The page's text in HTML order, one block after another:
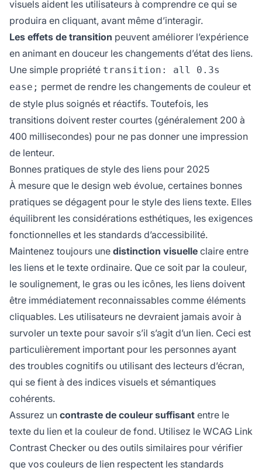
visuels aident les utilisateurs à comprendre ce qui se
produira en cliquant, avant même d’interagir.
Les effets de transition peuvent améliorer l’expérience
en animant en douceur les changements d’état des liens.
Une simple propriété transition: all 0.3s
ease; permet de rendre les changements de couleur et
de style plus soignés et réactifs. Toutefois, les
transitions doivent rester courtes (généralement 200 à
400 millisecondes) pour ne pas donner une impression
de lenteur.
Bonnes pratiques de style des liens pour 2025
À mesure que le design web évolue, certaines bonnes
pratiques se dégagent pour le style des liens texte. Elles
équilibrent les considérations esthétiques, les exigences
fonctionnelles et les standards d’accessibilité.
Maintenez toujours une distinction visuelle claire entre
les liens et le texte ordinaire. Que ce soit par la couleur,
le soulignement, le gras ou les icônes, les liens doivent
être immédiatement reconnaissables comme éléments
cliquables. Les utilisateurs ne devraient jamais avoir à
survoler un texte pour savoir s’il s’agit d’un lien. Ceci est
particulièrement important pour les personnes ayant
des troubles cognitifs ou utilisant des lecteurs d’écran,
qui se fient à des indices visuels et sémantiques
cohérents.
Assurez un contraste de couleur suffisant entre le
texte du lien et la couleur de fond. Utilisez le WCAG Link
Contrast Checker ou des outils similaires pour vérifier
que vos couleurs de lien respectent les standards